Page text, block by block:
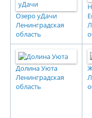
Озеро уДачи
Ленинградская
область
Долина Уюта
Ленинградская
область